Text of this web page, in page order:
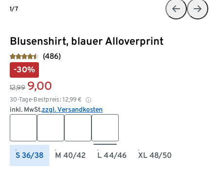
Blusenshirt, blauer Alloverprint
(486)
-30%
12,99 9,00
30-Tage-Bestpreis: 12,99 €
inkl. MwSt.zzgl. Versandkosten
S 36/38 M 40/42 L 44/46 XL 48/50
1/7